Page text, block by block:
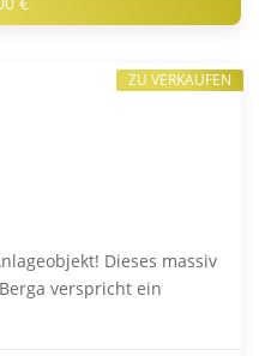
Dieses massiv
verspricht ein
ZU VERKAUFEN